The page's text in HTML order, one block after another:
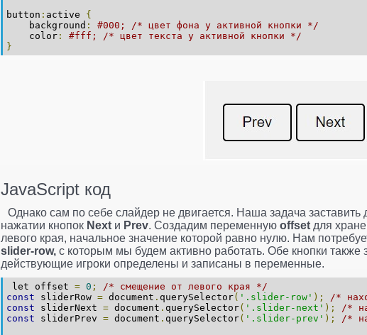
button : active {
background :
#000; /* цвет фона у активной кнопки */
color :
#fff; /* цвет текста у активной кнопки */
}
JavaScript код
Однако сам по себе слайдер не двигается. Наша задача
нажатии кнопок Next и Prev. Создадим переменную offset для
левого края, начальное значение которой равно нулю. Нам
slider-row, с которым мы будем активно работать. Обе кнопки
действующие игроки определены и записаны в переменные.
let offset = 0 ;
/* смещение от левого края */
const sliderRow = document . querySelector( '.slider-row' );
/*
const sliderNext = document . querySelector( '.slider-next' );
/*
const sliderPrev = document . querySelector( '.slider-prev' ); /*